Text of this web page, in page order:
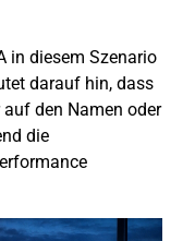
in diesem Szenario
darauf hin, dass
den Namen oder
die